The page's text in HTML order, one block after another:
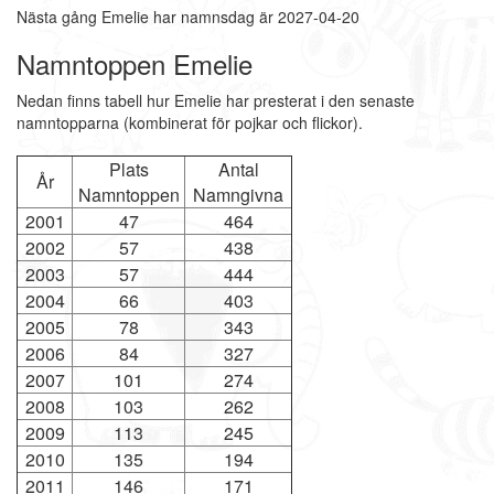
Nästa gång Emelie har namnsdag är 2027-04-20
Namntoppen Emelie
Nedan finns tabell hur Emelie har presterat i den senaste
namntopparna (kombinerat för pojkar och flickor).
År
Plats
Namntoppen
Antal
Namngivna
2001
47
464
2002
57
438
2003
57
444
2004
66
403
2005
78
343
2006
84
327
2007
101
274
2008
103
262
2009
113
245
2010
135
194
2011
146
171